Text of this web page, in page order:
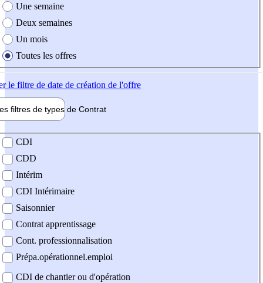
Une semaine
Deux semaines
Un mois
Toutes les offres
le filtre de date de création de l'offre
filtres de types de Contrat
contrat
CDI
CDD
Intérim
CDI Intérimaire
Saisonnier
Contrat apprentissage
Cont. professionnalisation
Prépa.opérationnel.emploi
CDI de chantier ou d'opération